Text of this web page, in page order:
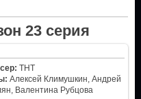
23 серия
ТНТ
Алексей Климушкин, Андрей
Валентина Рубцова